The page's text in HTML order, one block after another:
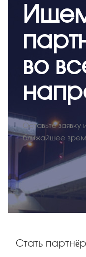
во
Оставьте
ближайшее
Стать